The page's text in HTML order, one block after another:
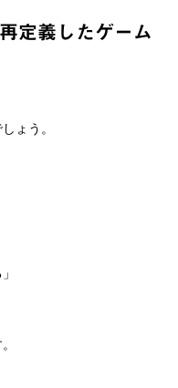
定義したゲーム
ょう。